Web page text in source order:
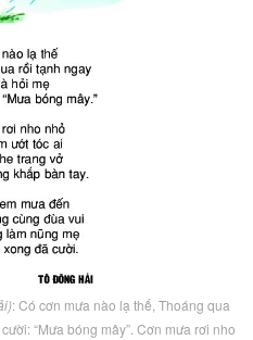
: Có cơn mưa nào lạ thế, Thoáng qua
“Mưa bóng mây”. Cơn mưa rơi nho